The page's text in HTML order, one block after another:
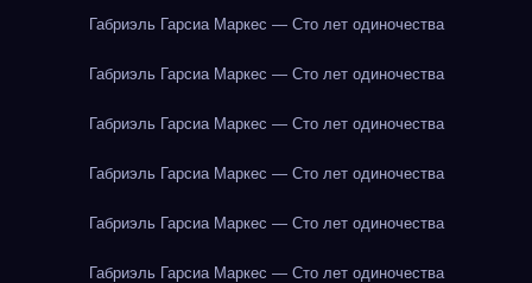
Габриэль Гарсиа Маркес — Сто лет одиночества
Габриэль Гарсиа Маркес — Сто лет одиночества
Габриэль Гарсиа Маркес — Сто лет одиночества
Габриэль Гарсиа Маркес — Сто лет одиночества
Габриэль Гарсиа Маркес — Сто лет одиночества
Габриэль Гарсиа Маркес — Сто лет одиночества